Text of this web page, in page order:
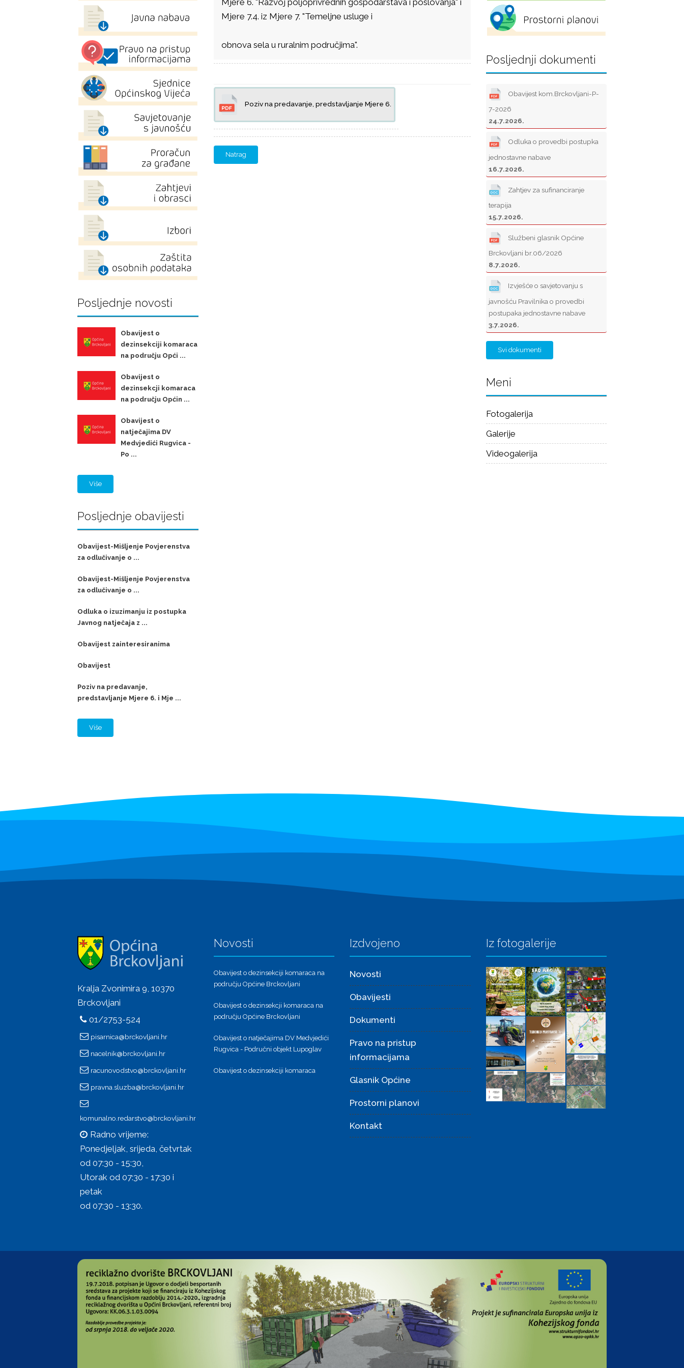
Posljednje novosti
Obavijest o
dezinsekciji komaraca
na području Opći ...
Obavijest o
dezinsekcji komaraca
na području Općin ...
Obavijest o
natječajima DV
Medvjedići Rugvica -
Po ...
Više
Posljednje obavijesti
Obavijest-Mišljenje Povjerenstva
za odlučivanje o ...
Obavijest-Mišljenje Povjerenstva
za odlučivanje o ...
Odluka o izuzimanju iz postupka
Javnog natječaja z ...
Obavijest zainteresiranima
Obavijest
Poziv na predavanje,
predstavljanje Mjere 6. i Mje ...
Više
Mjere 7.4. iz Mjere 7. "Temeljne usluge i
obnova sela u ruralnim područjima".
Poziv na predavanje, predstavljanje Mjere 6.
Natrag
Posljednji dokumenti
Obavijest kom.Brckovljani-P-
7-2026
24.7.2026.
Odluka o provedbi postupka
jednostavne nabave
16.7.2026.
Zahtjev za sufinanciranje
terapija
15.7.2026.
Službeni glasnik Općine
Brckovljani br.06/2026
8.7.2026.
Izvješće o savjetovanju s
javnošću Pravilnika o provedbi
postupaka jednostavne nabave
3.7.2026.
Svi dokumenti
Meni
Fotogalerija
Galerije
Videogalerija
Kralja Zvonimira 9, 10370
Brckovljani
01/2753-524
pisarnica@brckovljani.hr
nacelnik@brckovljani.hr
racunovodstvo@brckovljani.hr
pravna.sluzba@brckovljani.hr
komunalno.redarstvo@brckovljani.hr
Radno vrijeme:
Ponedjeljak, srijeda, četvrtak
od 07:30 - 15:30,
Utorak od 07:30 - 17:30 i
petak
od 07:30 - 13:30.
Novosti
Obavijest o dezinsekciji komaraca na
području Općine Brckovljani
Obavijest o dezinsekcji komaraca na
području Općine Brckovljani
Obavijest o natječajima DV Medvjedići
Rugvica - Područni objekt Lupoglav
Obavijest o dezinsekciji komaraca
Izdvojeno
Novosti
Obavijesti
Dokumenti
Pravo na pristup
informacijama
Glasnik Općine
Prostorni planovi
Kontakt
Iz fotogalerije